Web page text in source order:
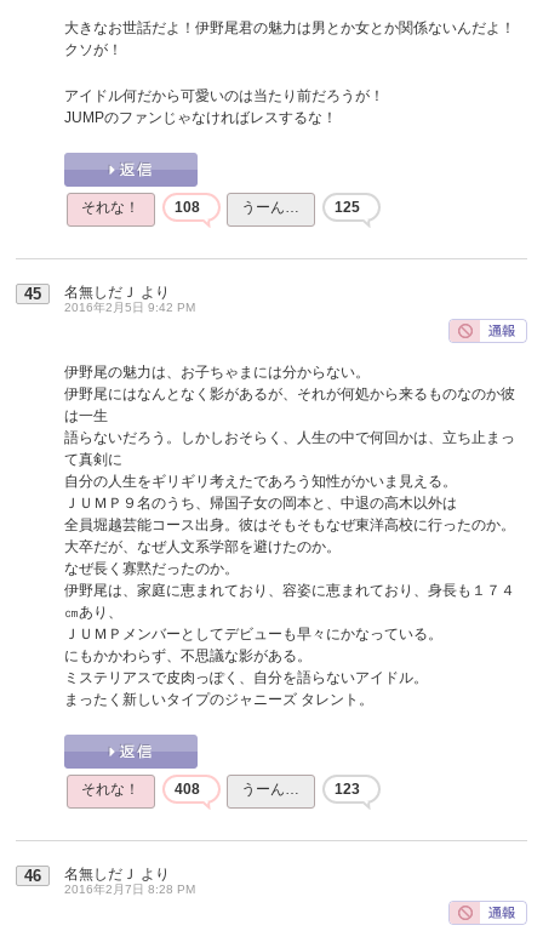
大きなお世話だよ！伊野尾君の魅力は男とか女とか関係ないんだよ！
クソが！
アイドル何だから可愛いのは当たり前だろうが！
JUMPのファンじゃなければレスするな！
それな！ 108 うーん… 125
45 名無しだＪ より
2016年2月5日 9:42 PM
伊野尾の魅力は、お子ちゃまには分からない。
伊野尾にはなんとなく影があるが、それが何処から来るものなのか彼
は一生
語らないだろう。しかしおそらく、人生の中で何回かは、立ち止まっ
て真剣に
自分の人生をギリギリ考えたであろう知性がかいま見える。
ＪＵＭＰ９名のうち、帰国子女の岡本と、中退の高木以外は
全員堀越芸能コース出身。彼はそもそもなぜ東洋高校に行ったのか。
大卒だが、なぜ人文系学部を避けたのか。
なぜ長く寡黙だったのか。
伊野尾は、家庭に恵まれており、容姿に恵まれており、身長も１７４
㎝あり、
ＪＵＭＰメンバーとしてデビューも早々にかなっている。
にもかかわらず、不思議な影がある。
ミステリアスで皮肉っぽく、自分を語らないアイドル。
まったく新しいタイプのジャニーズ タレント。
それな！ 408 うーん… 123
46 名無しだＪ より
2016年2月7日 8:28 PM